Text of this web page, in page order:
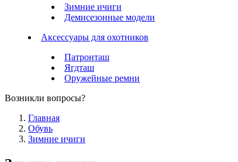
Зимние ичиги
Демисезонные модели
Аксессуары для охотников
Патронташ
Ягдташ
Оружейные ремни
Возникли вопросы?
Главная
Обувь
Зимние ичиги